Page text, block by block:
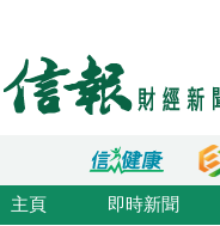
主頁 即時新聞